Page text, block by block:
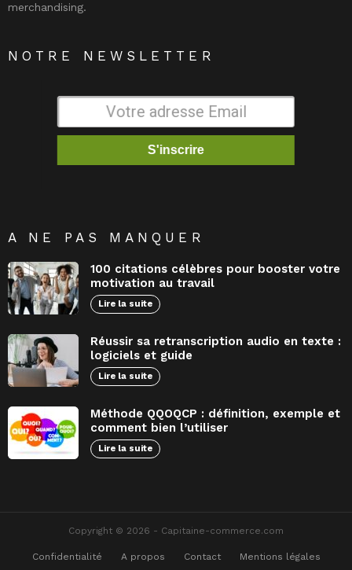
merchandising.
NOTRE NEWSLETTER
S'inscrire
A NE PAS MANQUER
100 citations célèbres pour booster votre
motivation au travail
Lire la suite
Réussir sa retranscription audio en texte :
logiciels et guide
Lire la suite
Méthode QQOQCP : définition, exemple et
comment bien l’utiliser
Lire la suite
Copyright © 2026 - Capitaine-commerce.com
Confidentialité A propos Contact Mentions légales